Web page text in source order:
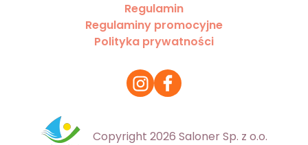
Regulamin
Regulaminy promocyjne
Polityka prywatności
Copyright 2026 Saloner Sp. z o.o.